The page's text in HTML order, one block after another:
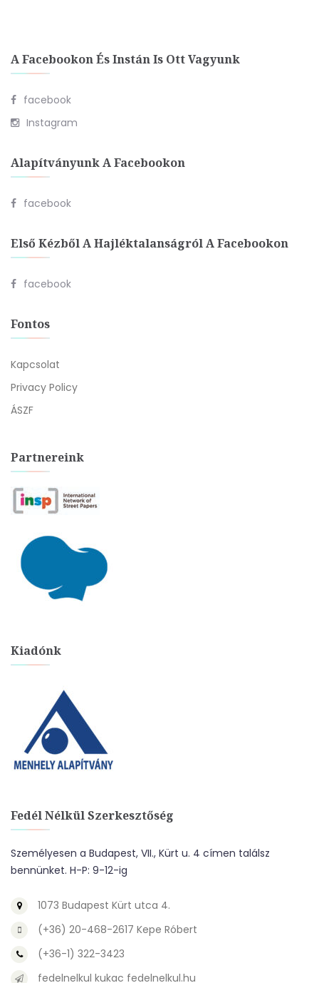
A Facebookon És Instán Is Ott Vagyunk
facebook
Instagram
Alapítványunk A Facebookon
facebook
Első Kézből A Hajléktalanságról A Facebookon
facebook
Fontos
Kapcsolat
Privacy Policy
ÁSZF
Partnereink
Kiadónk
Fedél Nélkül Szerkesztőség
Személyesen a Budapest, VII., Kürt u. 4 címen találsz
bennünket. H-P: 9-12-ig
1073 Budapest Kürt utca 4.
(+36) 20-468-2617 Kepe Róbert
(+36-1) 322-3423
fedelnelkul kukac fedelnelkul.hu